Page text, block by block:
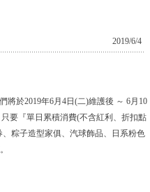
2019/6/4
於2019年6月4日(二)維護後 ～ 6月10
要『單日累積消費(不含紅利、折扣點
粽子造型家俱、汽球飾品、日系粉色